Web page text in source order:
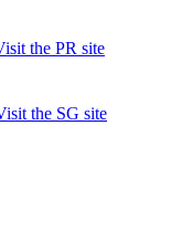
the PR site
the SG site